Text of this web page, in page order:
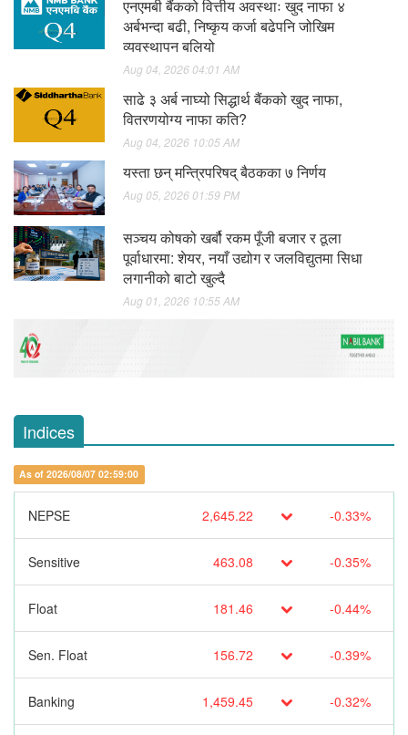
एनएमबी बैंकको वित्तीय अवस्थाः खुद नाफा ४
अर्बभन्दा बढी, निष्कृय कर्जा बढेपनि जोखिम
व्यवस्थापन बलियो
Aug 04, 2026 04:01 AM
साढे ३ अर्ब नाघ्यो सिद्धार्थ बैंकको खुद नाफा,
वितरणयोग्य नाफा कति?
Aug 04, 2026 10:05 AM
यस्ता छन् मन्त्रिपरिषद् बैठकका ७ निर्णय
Aug 05, 2026 01:59 PM
सञ्चय कोषको खर्बौ रकम पूँजी बजार र ठूला
पूर्वाधारमा: शेयर, नयाँ उद्योग र जलविद्युतमा सिधा
लगानीको बाटो खुल्दै
Aug 01, 2026 10:55 AM
Indices
As of 2026/08/07 02:59:00
NEPSE 2,645.22 -0.33%
Sensitive 463.08 -0.35%
Float 181.46 -0.44%
Sen. Float 156.72 -0.39%
Banking 1,459.45 -0.32%